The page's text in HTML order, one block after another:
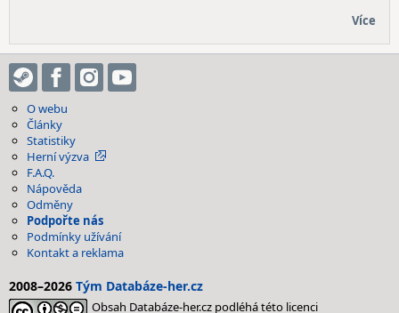
Více
O webu
Články
Statistiky
Herní výzva
F.A.Q.
Nápověda
Odměny
Podpořte nás
Podmínky užívání
Kontakt a reklama
2008–2026 Tým Databáze-her.cz
Obsah Databáze-her.cz podléhá této licenci